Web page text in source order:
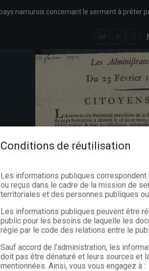
Conditions de réutilisation
Les informations publiques
ou reçus dans le cadre de la mission de
territoriales et des personnes publiques
Les informations publiques peuvent être
public pour les besoins de laquelle les
régie par le code des relations entre le
Sauf accord de l’administration, les
doit pas être dénaturé et leurs sources et
mentionnées. Ainsi, vous vous engagez à :